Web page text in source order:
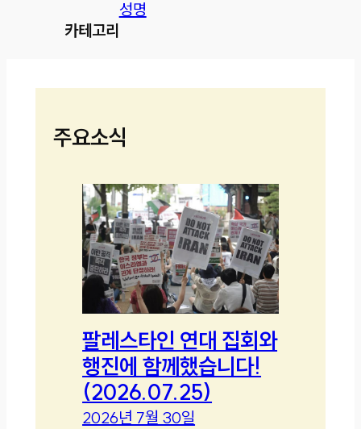
카테고리
성명
주요소식
팔레스타인 연대 집회와
행진에 함께했습니다!
(2026.07.25)
2026년 7월 30일